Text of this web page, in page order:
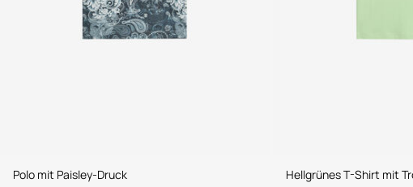
Polo mit Paisley-Druck Hellgrünes T-Shirt mit